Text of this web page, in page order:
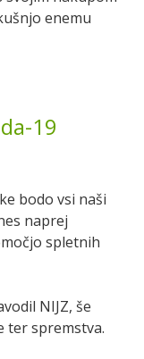
enemu
19
bodo vsi naši
naprej
spletnih
NIJZ, še
ter spremstva.